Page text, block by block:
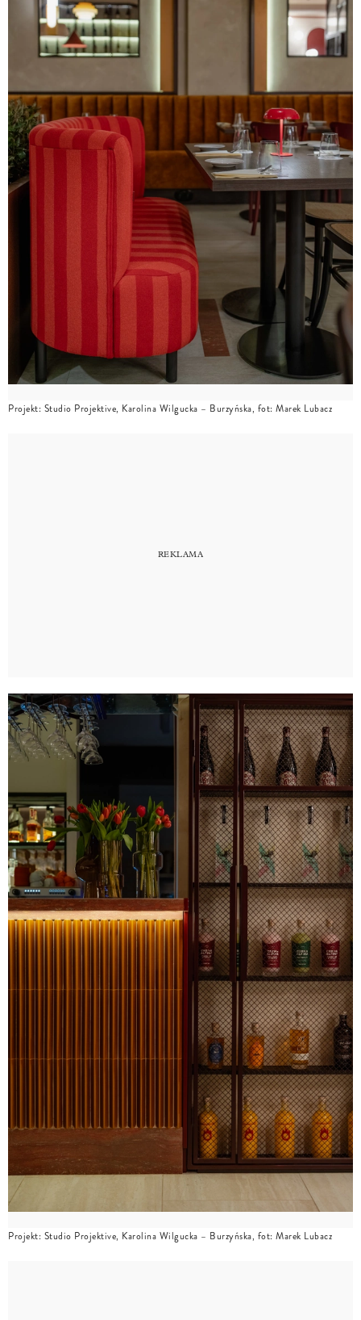
Projekt: Studio Projektive, Karolina Wilgucka – Burzyńska, fot: Marek Lubacz
Projekt: Studio Projektive, Karolina Wilgucka – Burzyńska, fot: Marek Lubacz